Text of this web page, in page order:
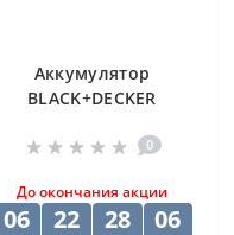
Аккумулятор
BLACK+DECKER
0
До окончания акции
06 22 28 05